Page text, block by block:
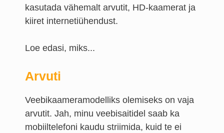
kasutada vähemalt arvutit, HD-kaamerat ja
kiiret internetiühendust.
Loe edasi, miks...
Arvuti
Veebikaameramodelliks olemiseks on vaja
arvutit. Jah, minu veebisaitidel saab ka
mobiiltelefoni kaudu striimida, kuid te ei